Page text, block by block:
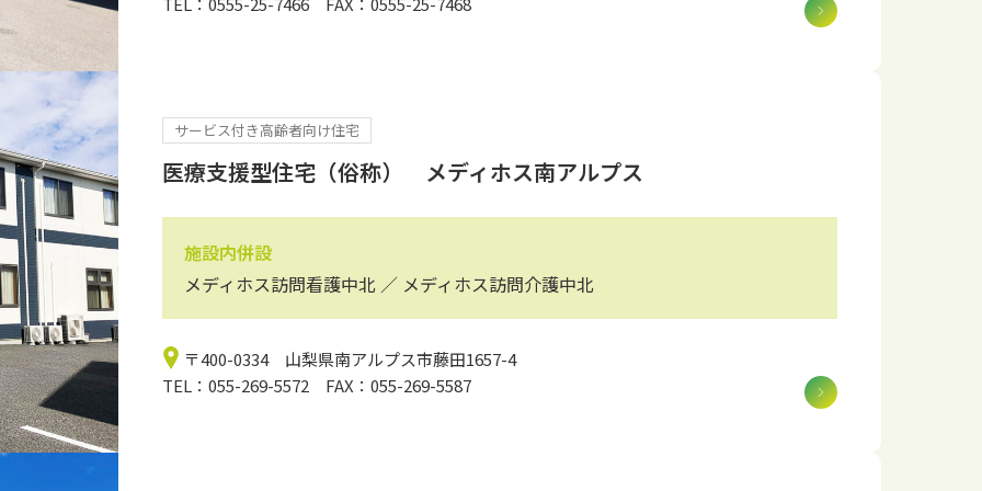
サービス付き高齢者向け住宅
医療支援型住宅（俗称） メディホス南アルプス
施設内併設
メディホス訪問看護中北 ／ メディホス訪問介護中北
〒400-0334 山梨県南アルプス市藤田1657-4
TEL：055-269-5572 FAX：055-269-5587